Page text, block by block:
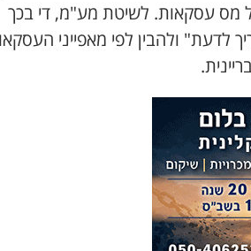
מס עסקאות. לשיטת מע"מ, די בכך
לדעת" ולהבין לפי מאפייני